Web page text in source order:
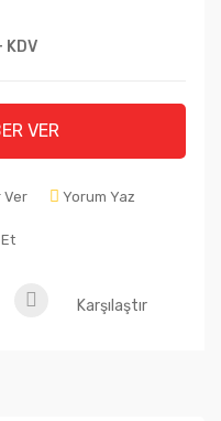
KDV
VER
Ver Yorum Yaz
Karşılaştır